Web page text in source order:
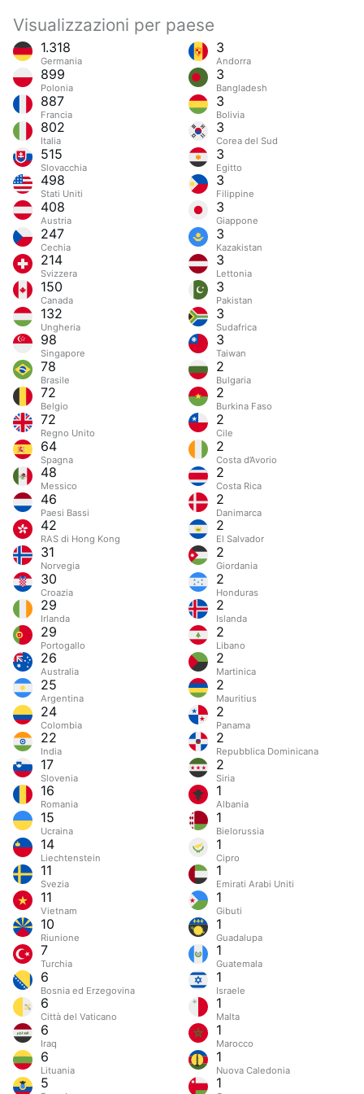
Visualizzazioni per paese
1.318
Germania
899
Polonia
887
Francia
802
Italia
515
Slovacchia
498
Stati Uniti
408
Austria
247
Cechia
214
Svizzera
150
Canada
132
Ungheria
98
Singapore
78
Brasile
72
Belgio
72
Regno Unito
64
Spagna
48
Messico
46
Paesi Bassi
42
RAS di Hong Kong
31
Norvegia
30
Croazia
29
Irlanda
29
Portogallo
26
Australia
25
Argentina
24
Colombia
22
India
17
Slovenia
16
Romania
15
Ucraina
14
Liechtenstein
11
Svezia
11
Vietnam
10
Riunione
7
Turchia
6
Bosnia ed Erzegovina
6
Città del Vaticano
6
Iraq
6
Lituania
5
3
Andorra
3
Bangladesh
3
Bolivia
3
Corea del Sud
3
Egitto
3
Filippine
3
Giappone
3
Kazakistan
3
Lettonia
3
Pakistan
3
Sudafrica
3
Taiwan
2
Bulgaria
2
Burkina Faso
2
Cile
2
Costa d’Avorio
2
Costa Rica
2
Danimarca
2
El Salvador
2
Giordania
2
Honduras
2
Islanda
2
Libano
2
Martinica
2
Mauritius
2
Panama
2
Repubblica Dominicana
2
Siria
1
Albania
1
Bielorussia
1
Cipro
1
Emirati Arabi Uniti
1
Gibuti
1
Guadalupa
1
Guatemala
1
Israele
1
Malta
1
Marocco
1
Nuova Caledonia
1